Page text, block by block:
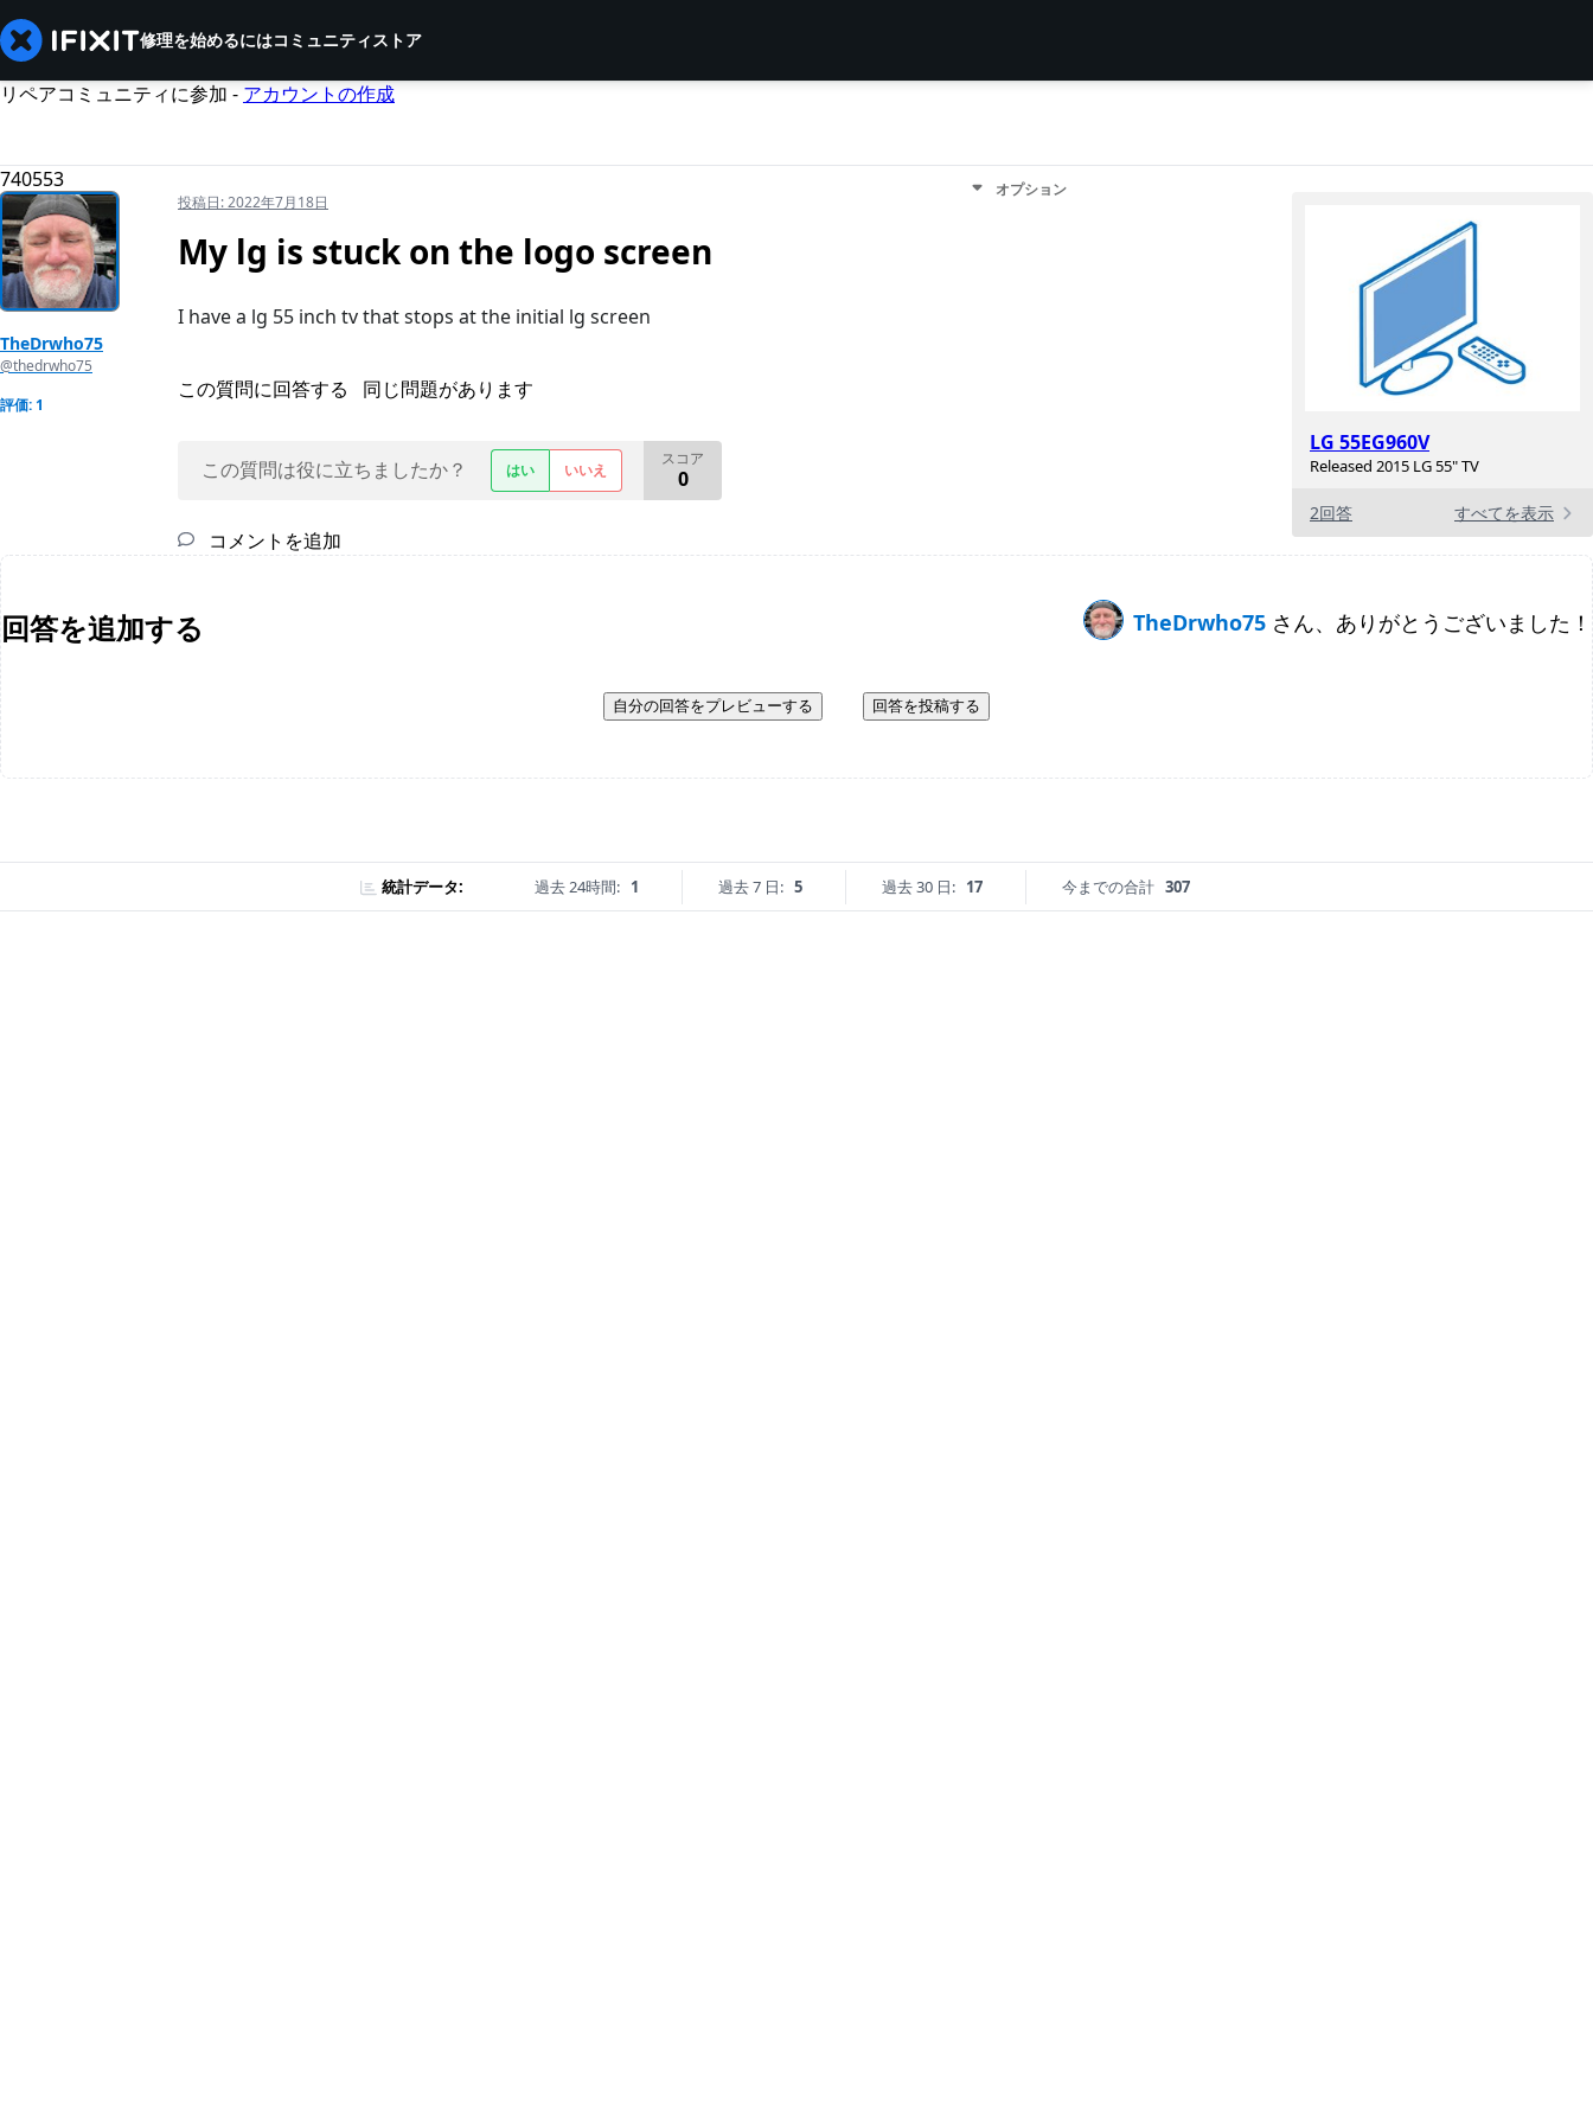
修理を始めるにはコミュニティストア
リペアコミュニティに参加 - アカウントの作成
740553
LG 55EG960V
Released 2015 LG 55" TV
2回答 すべてを表示
TheDrwho75
@thedrwho75
評価: 1
投稿日:2022年7月18日
オプション
My lg is stuck on the logo screen
I have a lg 55 inch tv that stops at the initial lg screen
この質問に回答する 同じ問題があります
この質問は役に立ちましたか？ はい いいえ
スコア
0
コメントを追加
回答を追加する TheDrwho75 さん、ありがとうございました！
自分の回答をプレビューする 回答を投稿する
統計データ: 過去 24時間: 1 過去 7 日: 5 過去 30 日: 17 今までの合計 307